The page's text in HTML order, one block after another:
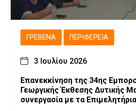
ΓΡΕΒΕΝΆ ΠΕΡΙΦΈΡΕΙΑ
3 Ιουλίου 2026
Επανεκκίνηση της 34ης
Γεωργικής Έκθεσης Δυτικής
συνεργασία με τα Επιμελητήρια